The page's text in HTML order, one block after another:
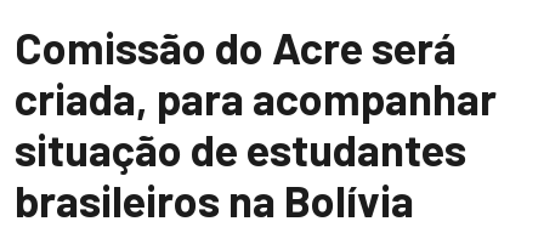
Comissão do Acre será
criada, para acompanhar
situação de estudantes
brasileiros na Bolívia